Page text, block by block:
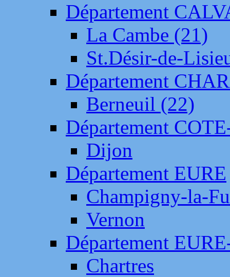
Département
La Cambe (21)
St.Désir-de-
Département
Berneuil (22)
Département
Dijon
Département EURE
Champigny-la-
Vernon
Département
Chartres